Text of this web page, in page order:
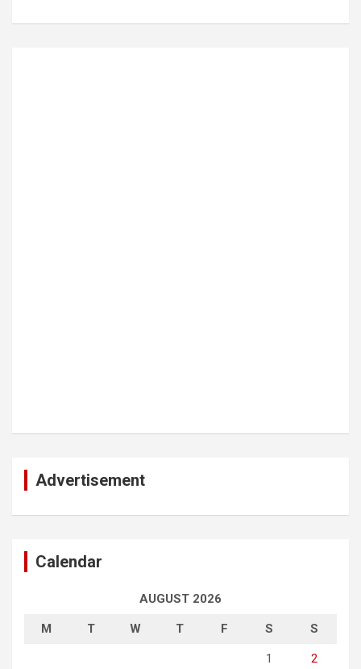
Advertisement
Calendar
AUGUST 2026
M T W T F S S
1 2